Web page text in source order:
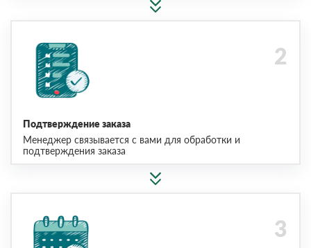
Подтверждение заказа
Менеджер связывается с вами для обработки и
подтверждения заказа